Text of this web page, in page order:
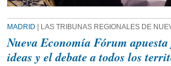
MADRID | LAS TRIBUNAS REGIONALES DE
Nueva Economía Fórum
ideas y el debate a todos los